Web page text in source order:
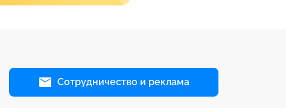
Сотрудничество и реклама